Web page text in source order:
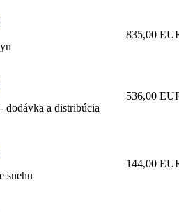
835,00
dodávka a distribúcia
536,00
snehu
144,00